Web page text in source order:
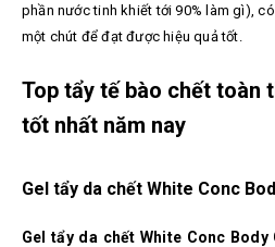
phần nước tinh khiết tới 90% làm gì),
một chút để đạt được hiệu quả tốt.
Top tẩy tế bào chết toàn
tốt nhất năm nay
Gel tẩy da chết White Conc
Gel tẩy da chết White Conc Body